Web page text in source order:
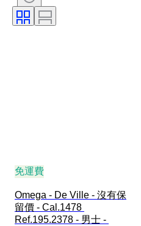
顏色
時代
免運費
Omega - De Ville - 沒有保
留價 - Cal.1478
Ref.195.2378 - 男士 -